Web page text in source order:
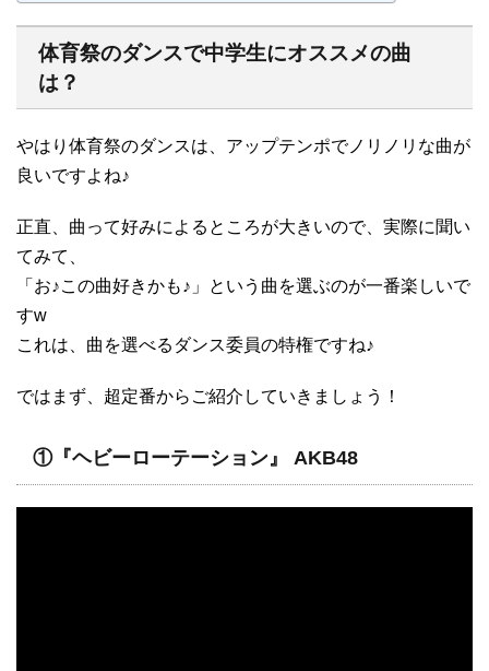
体育祭のダンスで中学生にオススメの曲
は？
やはり体育祭のダンスは、アップテンポでノリノリな曲が
良いですよね♪
正直、曲って好みによるところが大きいので、実際に聞い
てみて、
「お♪この曲好きかも♪」という曲を選ぶのが一番楽しいで
すw
これは、曲を選べるダンス委員の特権ですね♪
ではまず、超定番からご紹介していきましょう！
①『ヘビーローテーション』 AKB48